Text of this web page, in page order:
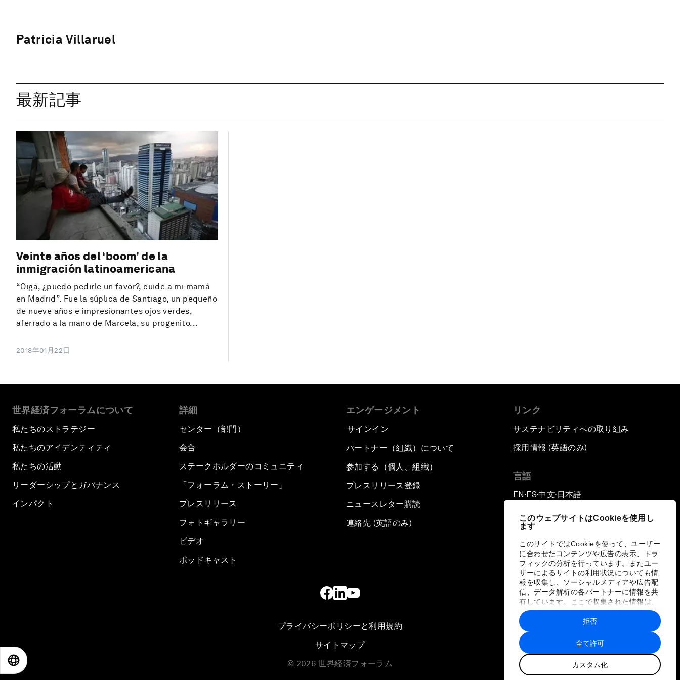
このウェブサイトはCookieを使用し
ます
このサイトではCookieを使って、ユーザー
に合わせたコンテンツや広告の表示、トラ
フィックの分析を行っています。またユー
ザーによるサイトの利用状況についても情
報を収集し、ソーシャルメディアや広告配
信、データ解析の各パートナーに情報を共
有しています。ここで収集された情報は、
ユーザーが各パートナーに提供した他の情
報や各パートナーのサービスを使用した際
に収集された情報と組み合わされ、各パー
トナーによって使用されることがありま
す。
全て許可
カスタム化
拒否
Patricia Villaruel
最新記事
Veinte años del ‘boom’ de la
inmigración latinoamericana
“Oiga, ¿puedo pedirle un favor?, cuide a mi mamá
en Madrid”. Fue la súplica de Santiago, un pequeño
de nueve años e impresionantes ojos verdes,
aferrado a la mano de Marcela, su progenito...
2018年01月22日
世界経済フォーラムについて
私たちのストラテジー
私たちのアイデンティティ
私たちの活動
リーダーシップとガバナンス
インパクト
詳細
センター（部門）
会合
ステークホルダーのコミュニティ
「フォーラム・ストーリー」
プレスリリース
フォトギャラリー
ビデオ
ポッドキャスト
エンゲージメント
サインイン
パートナー（組織）について
参加する（個人、組織）
プレスリリース登録
ニュースレター購読
連絡先 (英語のみ)
リンク
サステナビリティへの取り組み
採用情報 (英語のみ)
言語
EN ▪ES▪中文▪ 日本語
プライバシーポリシーと利用規約
サイトマップ
© 2026 世界経済フォーラム